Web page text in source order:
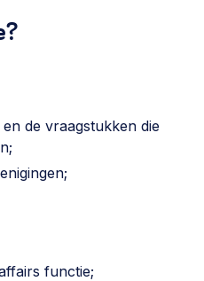
de vraagstukken die
functie;